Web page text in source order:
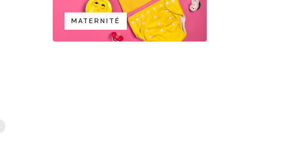
MATERNITÉ